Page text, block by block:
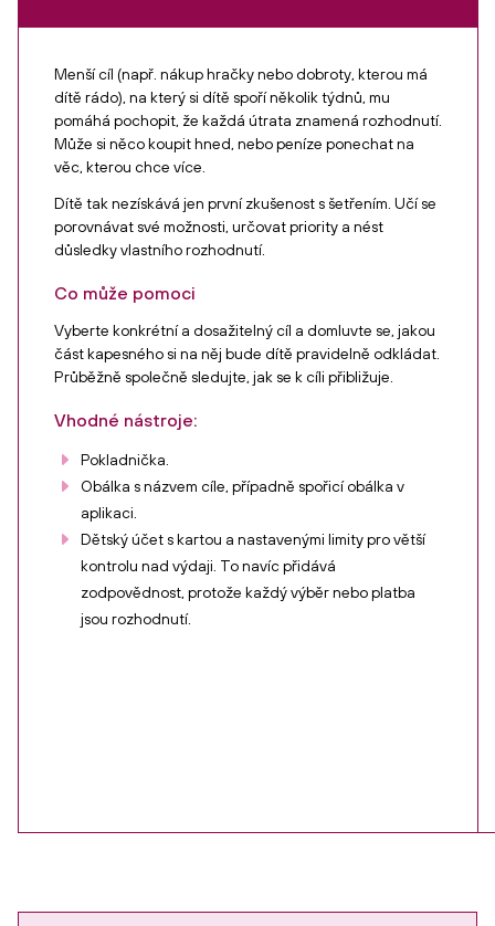
Menší cíl (např. nákup hračky nebo dobroty, kterou má
dítě rádo), na který si dítě spoří několik týdnů, mu
pomáhá pochopit, že každá útrata znamená rozhodnutí.
Může si něco koupit hned, nebo peníze ponechat na
věc, kterou chce více.
Dítě tak nezískává jen první zkušenost s šetřením. Učí se
porovnávat své možnosti, určovat priority a nést
důsledky vlastního rozhodnutí.
Co může pomoci
Vyberte konkrétní a dosažitelný cíl a domluvte se, jakou
část kapesného si na něj bude dítě pravidelně odkládat.
Průběžně společně sledujte, jak se k cíli přibližuje.
Vhodné nástroje:
Pokladnička.
Obálka s názvem cíle, případně spořicí obálka v
aplikaci.
Dětský účet s kartou a nastavenými limity pro větší
kontrolu nad výdaji. To navíc přidává
zodpovědnost, protože každý výběr nebo platba
jsou rozhodnutí.